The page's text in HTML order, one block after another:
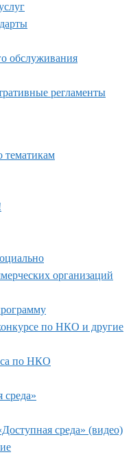
обслуживания
регламенты
организаций
по НКО и другие
по НКО
среда»
среда» (видео)